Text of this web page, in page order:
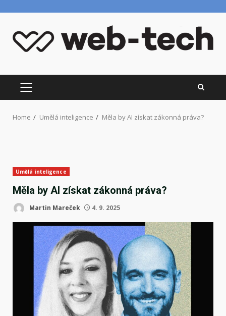
content
PRIMARY
MENU
Home Umělá inteligence Měla by AI získat zákonná práva?
Umělá inteligence
Měla by AI získat zákonná práva?
Martin Mareček 4. 9. 2025